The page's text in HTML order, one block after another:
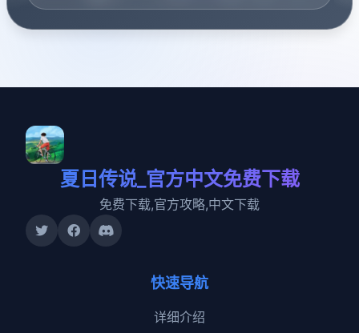
夏日传说_官方中文免费下载
免费下载,官方攻略,中文下载
快速导航
详细介绍